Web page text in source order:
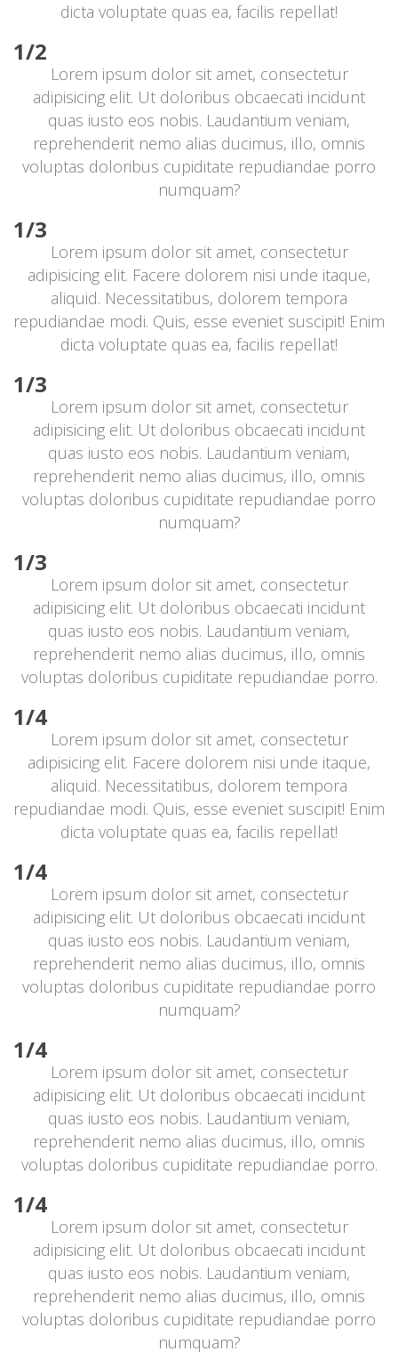
dicta voluptate quas ea, facilis repellat!
1/2
Lorem ipsum dolor sit amet, consectetur
adipisicing elit. Ut doloribus obcaecati incidunt
quas iusto eos nobis. Laudantium veniam,
reprehenderit nemo alias ducimus, illo, omnis
voluptas doloribus cupiditate repudiandae porro
numquam?
1/3
Lorem ipsum dolor sit amet, consectetur
adipisicing elit. Facere dolorem nisi unde itaque,
aliquid. Necessitatibus, dolorem tempora
repudiandae modi. Quis, esse eveniet suscipit! Enim
dicta voluptate quas ea, facilis repellat!
1/3
Lorem ipsum dolor sit amet, consectetur
adipisicing elit. Ut doloribus obcaecati incidunt
quas iusto eos nobis. Laudantium veniam,
reprehenderit nemo alias ducimus, illo, omnis
voluptas doloribus cupiditate repudiandae porro
numquam?
1/3
Lorem ipsum dolor sit amet, consectetur
adipisicing elit. Ut doloribus obcaecati incidunt
quas iusto eos nobis. Laudantium veniam,
reprehenderit nemo alias ducimus, illo, omnis
voluptas doloribus cupiditate repudiandae porro.
1/4
Lorem ipsum dolor sit amet, consectetur
adipisicing elit. Facere dolorem nisi unde itaque,
aliquid. Necessitatibus, dolorem tempora
repudiandae modi. Quis, esse eveniet suscipit! Enim
dicta voluptate quas ea, facilis repellat!
1/4
Lorem ipsum dolor sit amet, consectetur
adipisicing elit. Ut doloribus obcaecati incidunt
quas iusto eos nobis. Laudantium veniam,
reprehenderit nemo alias ducimus, illo, omnis
voluptas doloribus cupiditate repudiandae porro
numquam?
1/4
Lorem ipsum dolor sit amet, consectetur
adipisicing elit. Ut doloribus obcaecati incidunt
quas iusto eos nobis. Laudantium veniam,
reprehenderit nemo alias ducimus, illo, omnis
voluptas doloribus cupiditate repudiandae porro.
1/4
Lorem ipsum dolor sit amet, consectetur
adipisicing elit. Ut doloribus obcaecati incidunt
quas iusto eos nobis. Laudantium veniam,
reprehenderit nemo alias ducimus, illo, omnis
voluptas doloribus cupiditate repudiandae porro
numquam?